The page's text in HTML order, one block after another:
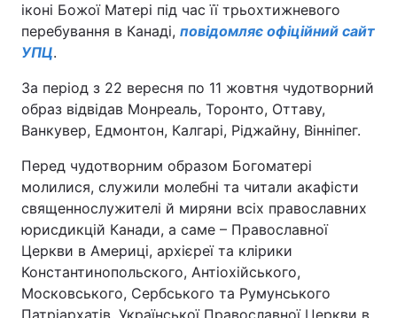
Головна Війна
іконі Божої Матері під час її трьохтижневого
перебування в Канаді, повідомляє офіційний сайт
УПЦ.
За період з 22 вересня по 11 жовтня чудотворний
образ відвідав Монреаль, Торонто, Оттаву,
Ванкувер, Едмонтон, Калгарі, Ріджайну, Вінніпег.
Перед чудотворним образом Богоматері
молилися, служили молебні та читали акафісти
священнослужителі й миряни всіх православних
юрисдикцій Канади, а саме – Православної
Церкви в Америці, архієреї та клірики
Константинопольского, Антіохійського,
Московського, Сербського та Румунського
Патріархатів, Української Православної Церкви в